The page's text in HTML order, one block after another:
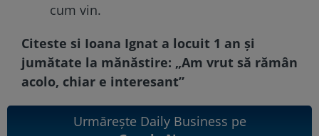
cum vin.
Citeste si Ioana Ignat a locuit 1 an și
jumătate la mănăstire: „Am vrut să rămân
acolo, chiar e interesant”
Urmărește Daily Business pe